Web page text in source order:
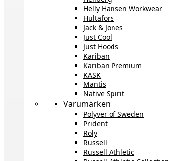
Helly Hansen Workwear
Hultafors
Jack & Jones
Just Cool
Just Hoods
Kariban
Kariban Premium
KASK
Mantis
Native Spirit
Varumärken
Polyver of Sweden
Prident
Roly
Russell
Russell Athletic